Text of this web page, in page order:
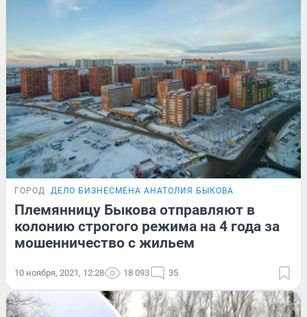
ГОРОД ДЕЛО БИЗНЕСМЕНА АНАТОЛИЯ БЫКОВА
Племянницу Быкова отправляют в
колонию строгого режима на 4 года за
мошенничество с жильем
10 ноября, 2021, 12:28 18 093 35